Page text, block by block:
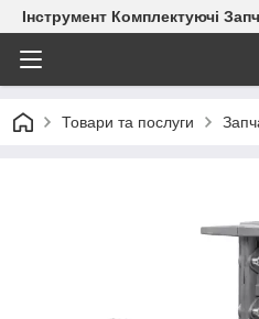
Інструмент Комплектуючі
Товари та послуги